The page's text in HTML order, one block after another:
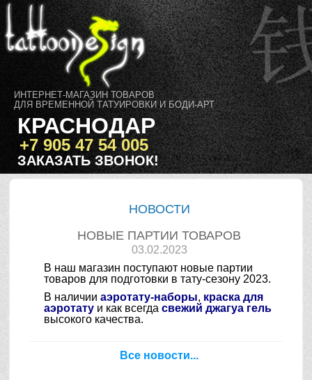
ИНТЕРНЕТ-МАГАЗИН ТОВАРОВ
ДЛЯ ВРЕМЕННОЙ ТАТУИРОВКИ И БОДИ-АРТ
КРАСНОДАР
+7 905 47 54 005
ЗАКАЗАТЬ ЗВОНОК!
НОВОСТИ
НОВЫЕ ПАРТИИ ТОВАРОВ
03.02.2023
В наш магазин поступают новые партии
товаров для подготовки в тату-сезону 2023.
В наличии аэротату-наборы, краска для
аэротатуи как всегда свежий джагуа гель
высокого качества.
Все новости...